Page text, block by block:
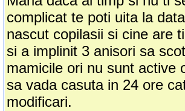
complicat te poti uita la
nascut copilasii si cine are
si a implinit 3 anisori sa
mamicile ori nu sunt active
sa vada casuta in 24 ore
modificari.